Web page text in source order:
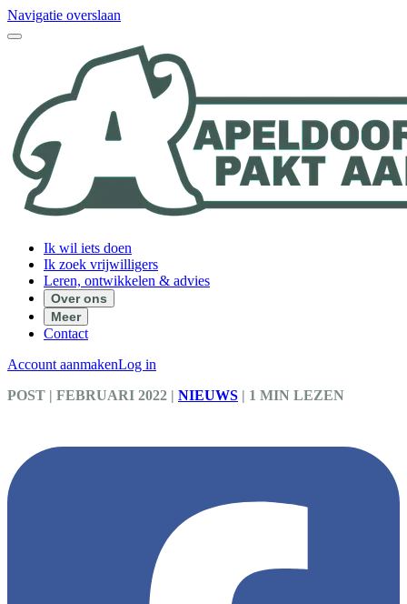
Navigatie overslaan
Ik wil iets doen
Ik zoek vrijwilligers
Leren, ontwikkelen & advies
Over ons
Meer
Contact
Account aanmakenLog in
POST | FEBRUARI 2022 | NIEUWS | 1 MIN LEZEN